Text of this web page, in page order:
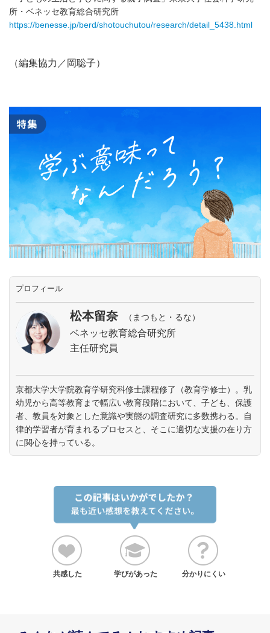
所・ベネッセ教育総合研究所
https://benesse.jp/berd/shotouchutou/research/detail_5438.html
（編集協力／岡聡子）
プロフィール
松本留奈 （まつもと・るな）
ベネッセ教育総合研究所
主任研究員
京都大学大学院教育学研究科修士課程修了（教育学修士）。乳
幼児から高等教育まで幅広い教育段階において、子ども、保護
者、教員を対象とした意識や実態の調査研究に多数携わる。自
律的学習者が育まれるプロセスと、そこに適切な支援の在り方
に関心を持っている。
共感した 学びがあった 分かりにくい